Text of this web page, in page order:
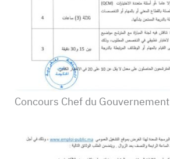
Concours Chef du Gouvernement